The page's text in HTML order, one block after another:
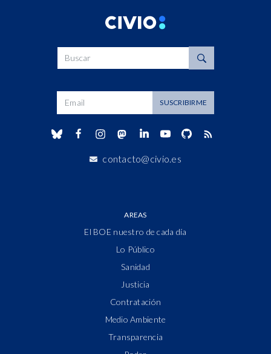
Buscar
Dirección de correo SUSCRIBIRME
contacto@civio.es
AREAS
El BOE nuestro de cada día
Lo Público
Sanidad
Justicia
Contratación
Medio Ambiente
Transparencia